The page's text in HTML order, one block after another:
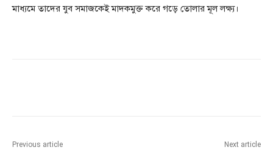
মাধ্যমে তাদের যুব সমাজকেই মাদকমুক্ত করে গড়ে তোলার মূল লক্ষ্য।
Previous article Next article